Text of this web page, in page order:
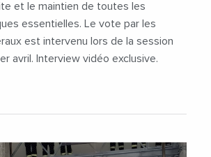
et le maintien de toutes les
essentielles. Le vote par les
est intervenu lors de la session
avril. Interview vidéo exclusive.